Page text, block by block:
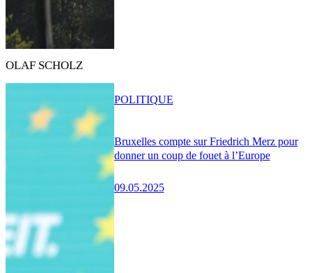
OLAF SCHOLZ
Bruxelles compte sur Friedrich Merz pour
donner un coup de fouet à l’Europe
09.05.2025
POLITIQUE